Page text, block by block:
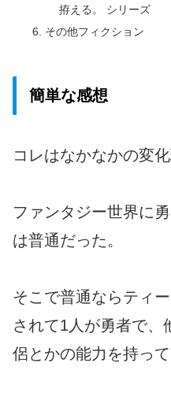
拵える。 シリーズ
その他フィクション
簡単な感想
コレはなかなかの変化
ファンタジー世界に
は普通だった。
そこで普通ならティ
されて1人が勇者で、
侶とかの能力を持っ